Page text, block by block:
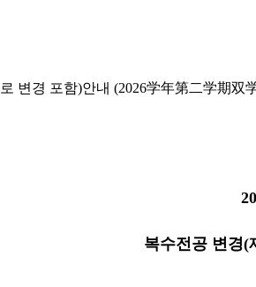
변경 포함)안내 (2026学年第二学期
복수전공 변경(